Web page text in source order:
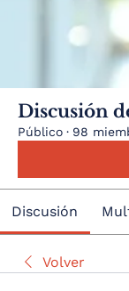
Discusión
Público · 98
Discusión
Volver